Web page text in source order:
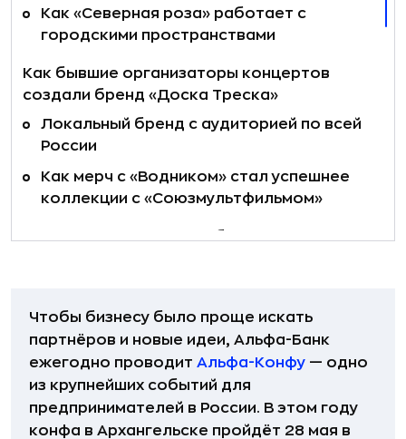
Как «Северная роза» работает с
городскими пространствами
Как бывшие организаторы концертов
создали бренд «Доска Треска»
Локальный бренд с аудиторией по всей
России
Как мерч с «Водником» стал успешнее
коллекции с «Союзмультфильмом»
период нестабильности
Собственная коллагеновая вода и
новые продукты клиники
Как «Дорожные машины» построили
бизнес на ремонте тяжёлой техники
Чтобы бизнесу было проще искать
партнёров и новые идеи, Альфа-Банк
ежегодно проводит Альфа-Конфу — одно
из крупнейших событий для
предпринимателей в России. В этом году
конфа в Архангельске пройдёт 28 мая в